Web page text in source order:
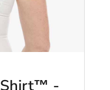
Shirt™ -